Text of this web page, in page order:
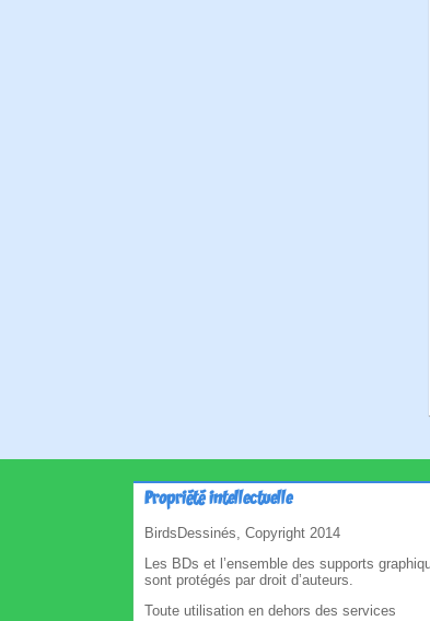
Propriété intellectuelle
BirdsDessinés, Copyright 2014
Les BDs et l’ensemble des supports
sont protégés par droit d’auteurs.
Toute utilisation en dehors des services